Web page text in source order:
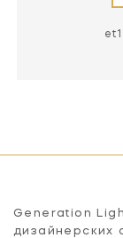
Generation
дизайнерских